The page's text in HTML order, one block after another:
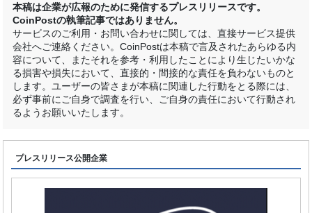
本稿は企業が広報のために発信するプレスリリースです。
CoinPostの執筆記事ではありません。
サービスのご利用・お問い合わせに関しては、直接サービス提供
会社へご連絡ください。CoinPostは本稿で言及されたあらゆる内
容について、またそれを参考・利用したことにより生じたいかな
る損害や損失において、直接的・間接的な責任を負わないものと
します。ユーザーの皆さまが本稿に関連した行動をとる際には、
必ず事前にご自身で調査を行い、ご自身の責任において行動され
るようお願いいたします。
プレスリリース公開企業